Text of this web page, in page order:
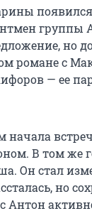
группы
но
романе с
— ее
начала
В том же
Он стал
но
Антон